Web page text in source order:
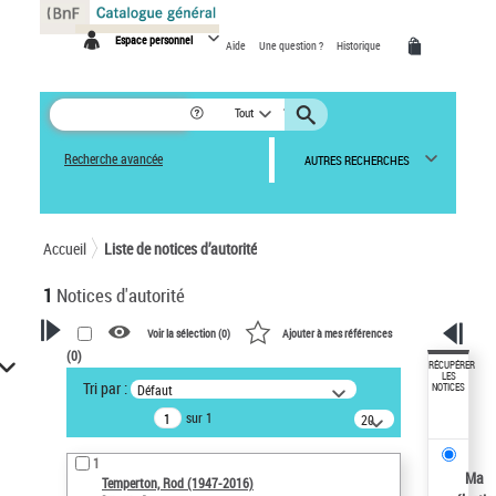
Espace personnel Aide Une question ? Historique
Tout
Recherche avancée AUTRES RECHERCHES
Accueil Liste de notices d’autorité
1 Notices d'autorité
VOTRE RECHERCHE
Recherche avancée dans les
notices d’autorité
Œuvres liées à l'auteur :
Temperton, Rod (1947-2016)
Voir la sélection (0) Ajouter à mes références
(0)
Tri par : Défaut
sur 1
20
résultats/page
1
Temperton, Rod (1947-2016)
RÉCUPÉRER
LES
NOTICES
Ma
Panneau de gestion des cookies